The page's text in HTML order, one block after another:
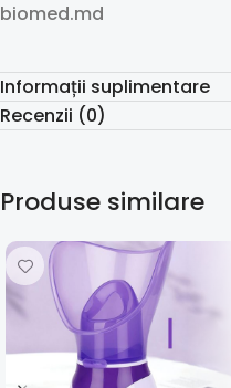
biomed.md
Informații suplimentare
Recenzii (0)
Produse similare